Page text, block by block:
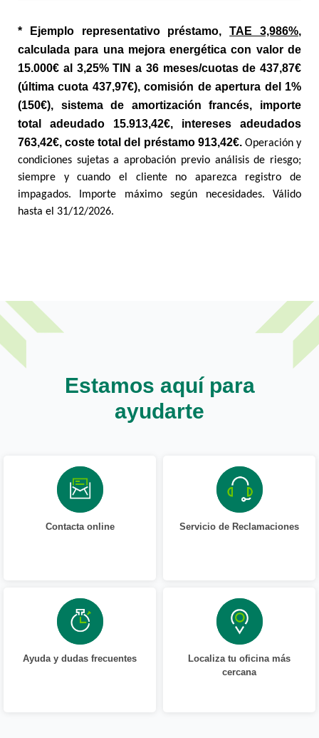
* Ejemplo representativo préstamo,TAE 3,986%,
calculada para una mejora energética con valor de
15.000€ al 3,25% TIN a 36 meses/cuotas de 437,87€
(última cuota 437,97€), comisión de apertura del 1%
(150€), sistema de amortización francés, importe
total adeudado 15.913,42€, intereses adeudados
763,42€, coste total del préstamo 913,42€.Operación y
condiciones sujetas a aprobación previo análisis de riesgo;
siempre y cuando el cliente no aparezca registro de
impagados. Importe máximo según necesidades. Válido
hasta el 31/12/2026.
Estamos aquí para
ayudarte
Contacta online Servicio de Reclamaciones
Ayuda y dudas frecuentes
Localiza tu oficina más
cercana